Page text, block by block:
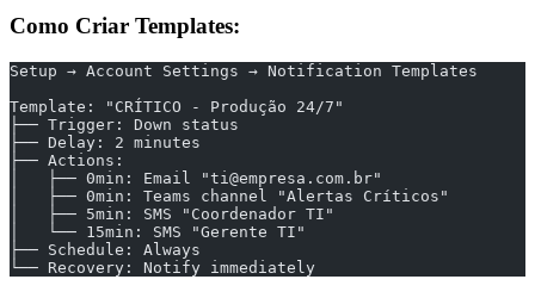
Como Criar Templates:
Setup → Account Settings → Notification Templates
Template: "CRÍTICO - Produção 24/7"
├── Trigger: Down status
├── Delay: 2 minutes
├── Actions:
│   ├── 0min: Email "ti@empresa.com.br"
│   ├── 0min: Teams channel "Alertas Críticos"
│   ├── 5min: SMS "Coordenador TI"
│   └── 15min: SMS "Gerente TI"
├── Schedule: Always
└── Recovery: Notify immediately